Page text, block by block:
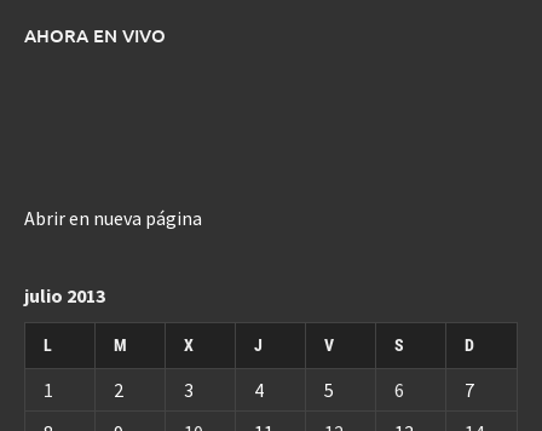
AHORA EN VIVO
Abrir en nueva página
julio 2013
L M X J V S D
1 2 3 4 5 6
7